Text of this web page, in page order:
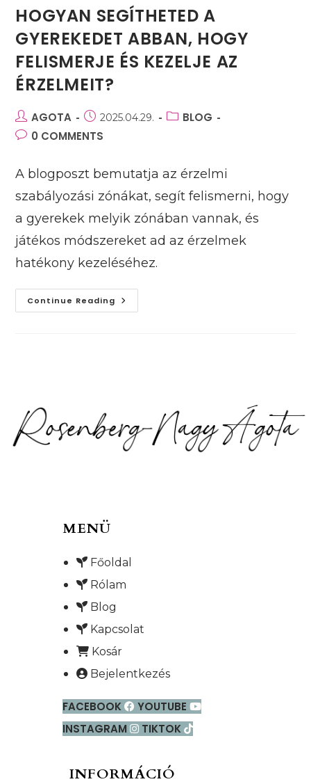
HOGYAN SEGÍTHETED A
GYEREKEDET ABBAN, HOGY
FELISMERJE ÉS KEZELJE AZ
ÉRZELMEIT?
Post
author:
AGOTA
Post
published:
2025.04.29.
PostBLOG
Post0 COMMENTS
A blogposzt bemutatja az érzelmi
szabályozási zónákat, segít felismerni, hogy
a gyerekek melyik zónában vannak, és
játékos módszereket ad az érzelmek
hatékony kezeléséhez.
Continue Reading Hogyan
Segítheted
MENÜ
Főoldal
Rólam
Blog
Kapcsolat
Kosár
Bejelentkezés
FACEBOOK
YOUTUBE
INSTAGRAM
TIKTOK
INFORMÁCIÓ